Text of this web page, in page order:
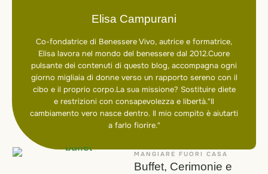
Elisa Campurani
Co-fondatrice di Benessere Vivo, autrice e formatrice,
Elisa lavora nel mondo del benessere dal 2012.Cuore
pulsante dei contenuti di questo blog, accompagna ogni
giorno migliaia di donne verso un rapporto sereno con il
cibo e il proprio corpo.La sua missione? Sostituire diete
e restrizioni con consapevolezza e libertà."Il
cambiamento vero nasce dentro. Il mio compito è aiutarti
a farlo fiorire."
MANGIARE FUORI CASA
Buffet, Cerimonie e